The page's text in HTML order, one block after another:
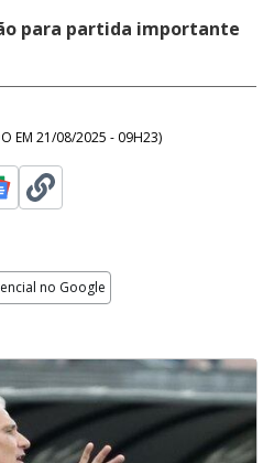
para partida importante
EM 21/08/2025 - 09H23)
no Google